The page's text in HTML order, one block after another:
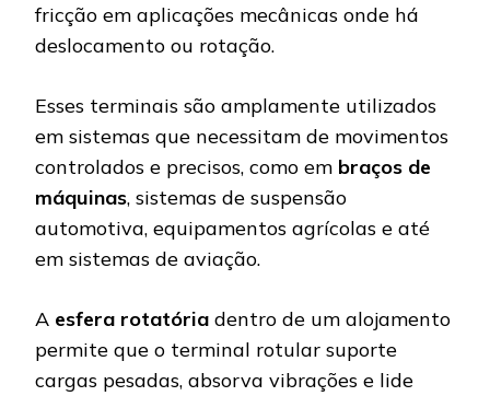
fricção em aplicações mecânicas onde há
deslocamento ou rotação.
Esses terminais são amplamente utilizados
em sistemas que necessitam de movimentos
controlados e precisos, como em braços de
máquinas, sistemas de suspensão
automotiva, equipamentos agrícolas e até
em sistemas de aviação.
A esfera rotatória dentro de um alojamento
permite que o terminal rotular suporte
cargas pesadas, absorva vibrações e lide